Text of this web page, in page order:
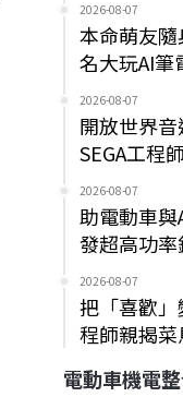
2026-08-07
本命萌友
名大玩AI筆
2026-08-07
開放世界
SEGA工程
2026-08-07
助電動車
發超高功
2026-08-07
把「喜歡
程師親揭
電動車機電